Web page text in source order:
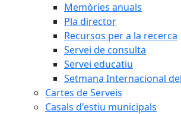
Memòries anuals
Pla director
Recursos per a la recerca
Servei de consulta
Servei educatiu
Setmana Internacional
Cartes de Serveis
Casals d'estiu municipals